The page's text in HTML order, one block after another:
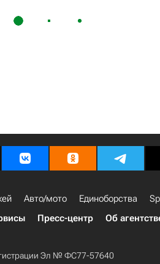
Авто/мото Единоборства
Пресс-центр Об
Эл № ФС77-57640